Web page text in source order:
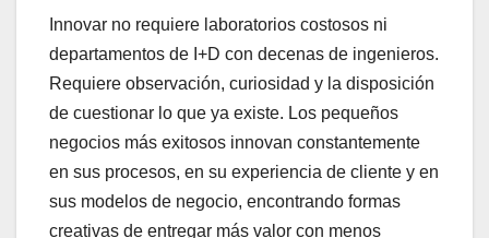
Innovar no requiere laboratorios costosos ni
departamentos de I+D con decenas de ingenieros.
Requiere observación, curiosidad y la disposición
de cuestionar lo que ya existe. Los pequeños
negocios más exitosos innovan constantemente
en sus procesos, en su experiencia de cliente y en
sus modelos de negocio, encontrando formas
creativas de entregar más valor con menos